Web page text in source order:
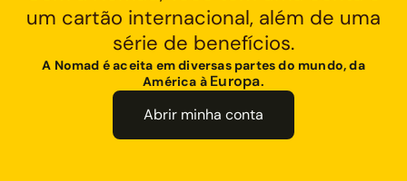
um cartão internacional, além de uma
série de benefícios.
A Nomad é aceita em diversas partes do mundo, da
América à Europa.
Abrir minha conta